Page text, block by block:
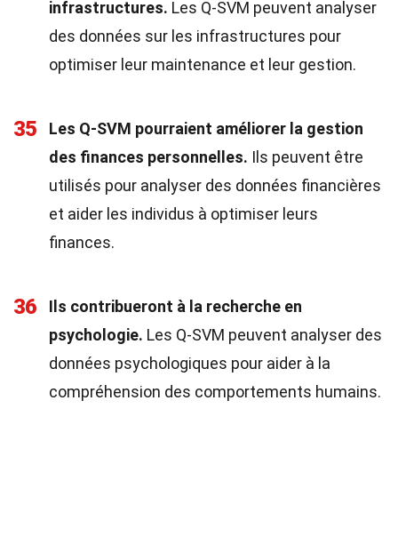
infrastructures. Les Q-SVM peuvent analyser
des données sur les infrastructures pour
optimiser leur maintenance et leur gestion.
35
Les Q-SVM pourraient améliorer la gestion
des finances personnelles. Ils peuvent être
utilisés pour analyser des données financières
et aider les individus à optimiser leurs
finances.
36
Ils contribueront à la recherche en
psychologie. Les Q-SVM peuvent analyser des
données psychologiques pour aider à la
compréhension des comportements humains.